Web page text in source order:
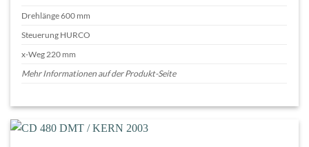
Drehlänge 600 mm
Steuerung HURCO
x-Weg 220 mm
Mehr Informationen auf der Produkt-Seite